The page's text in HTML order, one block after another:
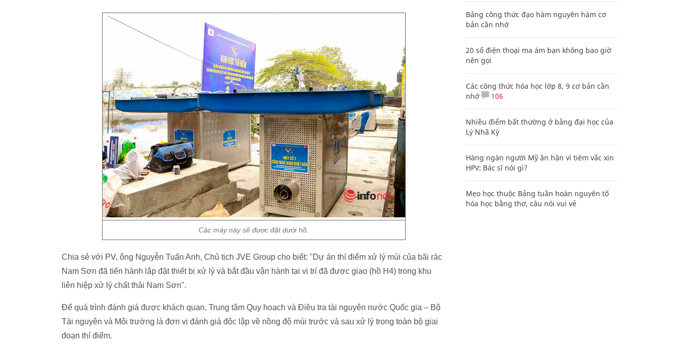
Các máy này sẽ được đặt dưới hồ.
Chia sẻ với PV, ông Nguyễn Tuấn Anh, Chủ tịch JVE Group cho biết: "Dự án thí điểm xử lý mùi của bãi rác
Nam Sơn đã tiến hành lắp đặt thiết bị xử lý và bắt đầu vận hành tại vị trí đã được giao (hồ H4) trong khu
liên hiệp xử lý chất thải Nam Sơn".
Để quá trình đánh giá được khách quan, Trung tâm Quy hoạch và Điều tra tài nguyên nước Quốc gia – Bộ
Tài nguyên và Môi trường là đơn vị đánh giá độc lập về nồng độ mùi trước và sau xử lý trong toàn bộ giai
đoạn thí điểm.
Bảng công thức đạo hàm nguyên hàm cơ
bản cần nhớ
20 số điện thoại ma ám bạn không bao giờ
nên gọi
Các công thức hóa học lớp 8, 9 cơ bản cần
nhớ
106
Nhiều điểm bất thường ở bằng đại học của
Lý Nhã Kỳ
Hàng ngàn người Mỹ ân hận vì tiêm vắc xin
HPV: Bác sĩ nói gì?
Mẹo học thuộc Bảng tuần hoàn nguyên tố
hóa học bằng thơ, câu nói vui vẻ